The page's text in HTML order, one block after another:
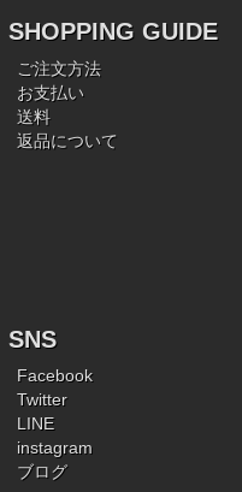
SHOPPING GUIDE
ご注文方法
お支払い
送料
返品について
SNS
Facebook
Twitter
LINE
instagram
ブログ